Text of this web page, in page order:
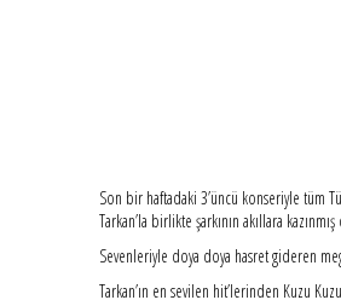
Son bir haftadaki 3’üncü konseriyle tüm
Tarkan’la birlikte şarkının akıllara
Sevenleriyle doya doya hasret gideren
Tarkan’ın en sevilen hit’lerinden Kuzu